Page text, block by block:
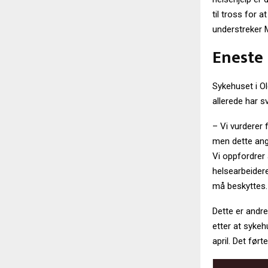
til tross for at
understreker
Sykehuset i
allerede har
– Vi vurderer
men dette
Vi oppfordrer
må beskyttes.
Dette er
etter at
april. Det